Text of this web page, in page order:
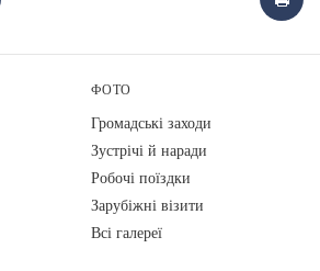
ФОТО
Громадські заходи
Зустрічі й наради
Робочі поїздки
Зарубіжні візити
Всі галереї